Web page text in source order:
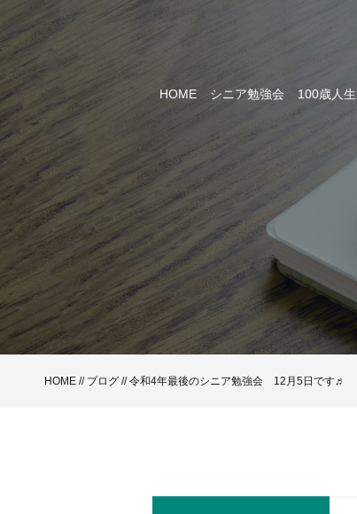
HOME シニア勉強会 100歳人
HOME // ブログ // 令和4年最後のシニア勉強会 12月5日です♬